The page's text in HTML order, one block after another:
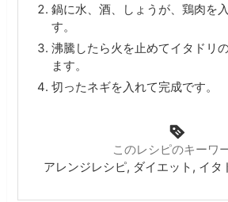
鍋に水、酒、しょうが、鶏肉を
す。
沸騰したら火を止めてイタドリ
ます。
切ったネギを入れて完成です。
このレシピのキーワ
アレンジレシピ, ダイエット, イタ